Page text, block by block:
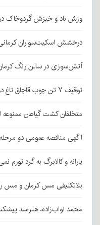
وزش باد و خیزش گردوخاک
درخشش اسکیت‌سواران
آتش‌سوزی در سالن رنگ
توقیف ۷ تن چوب قاچاق تاغ در رفسنجان
متخلفان کشت گیاهان
آگهی مناقصه عمومی دو مرحله‌ای به شماره
یارانه و کالابرگ به گرد تورم
بلاتکلیفی مس کرمان و مس
محمد نواب‌زاده، هنرمند